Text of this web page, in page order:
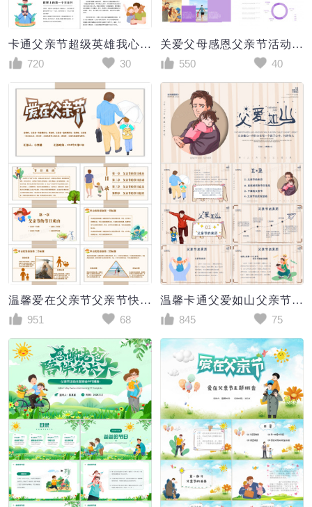
卡通父亲节超级英雄我心中的爸爸节日策划PPT模板
720
30
关爱父母感恩父亲节活动PPT模板
550
40
温馨爱在父亲节父亲节快乐PPT模板
951
68
温馨卡通父爱如山父亲节快乐PPT模板
845
75